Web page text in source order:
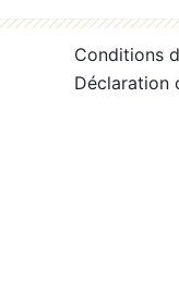
Conditions
Déclaration